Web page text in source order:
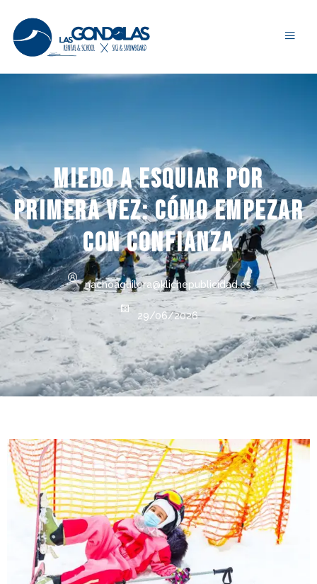
Miedo a esquiar por
primera vez: cómo empezar
con confianza
nachoaguilera@klichepublicidad.es
29/06/2026